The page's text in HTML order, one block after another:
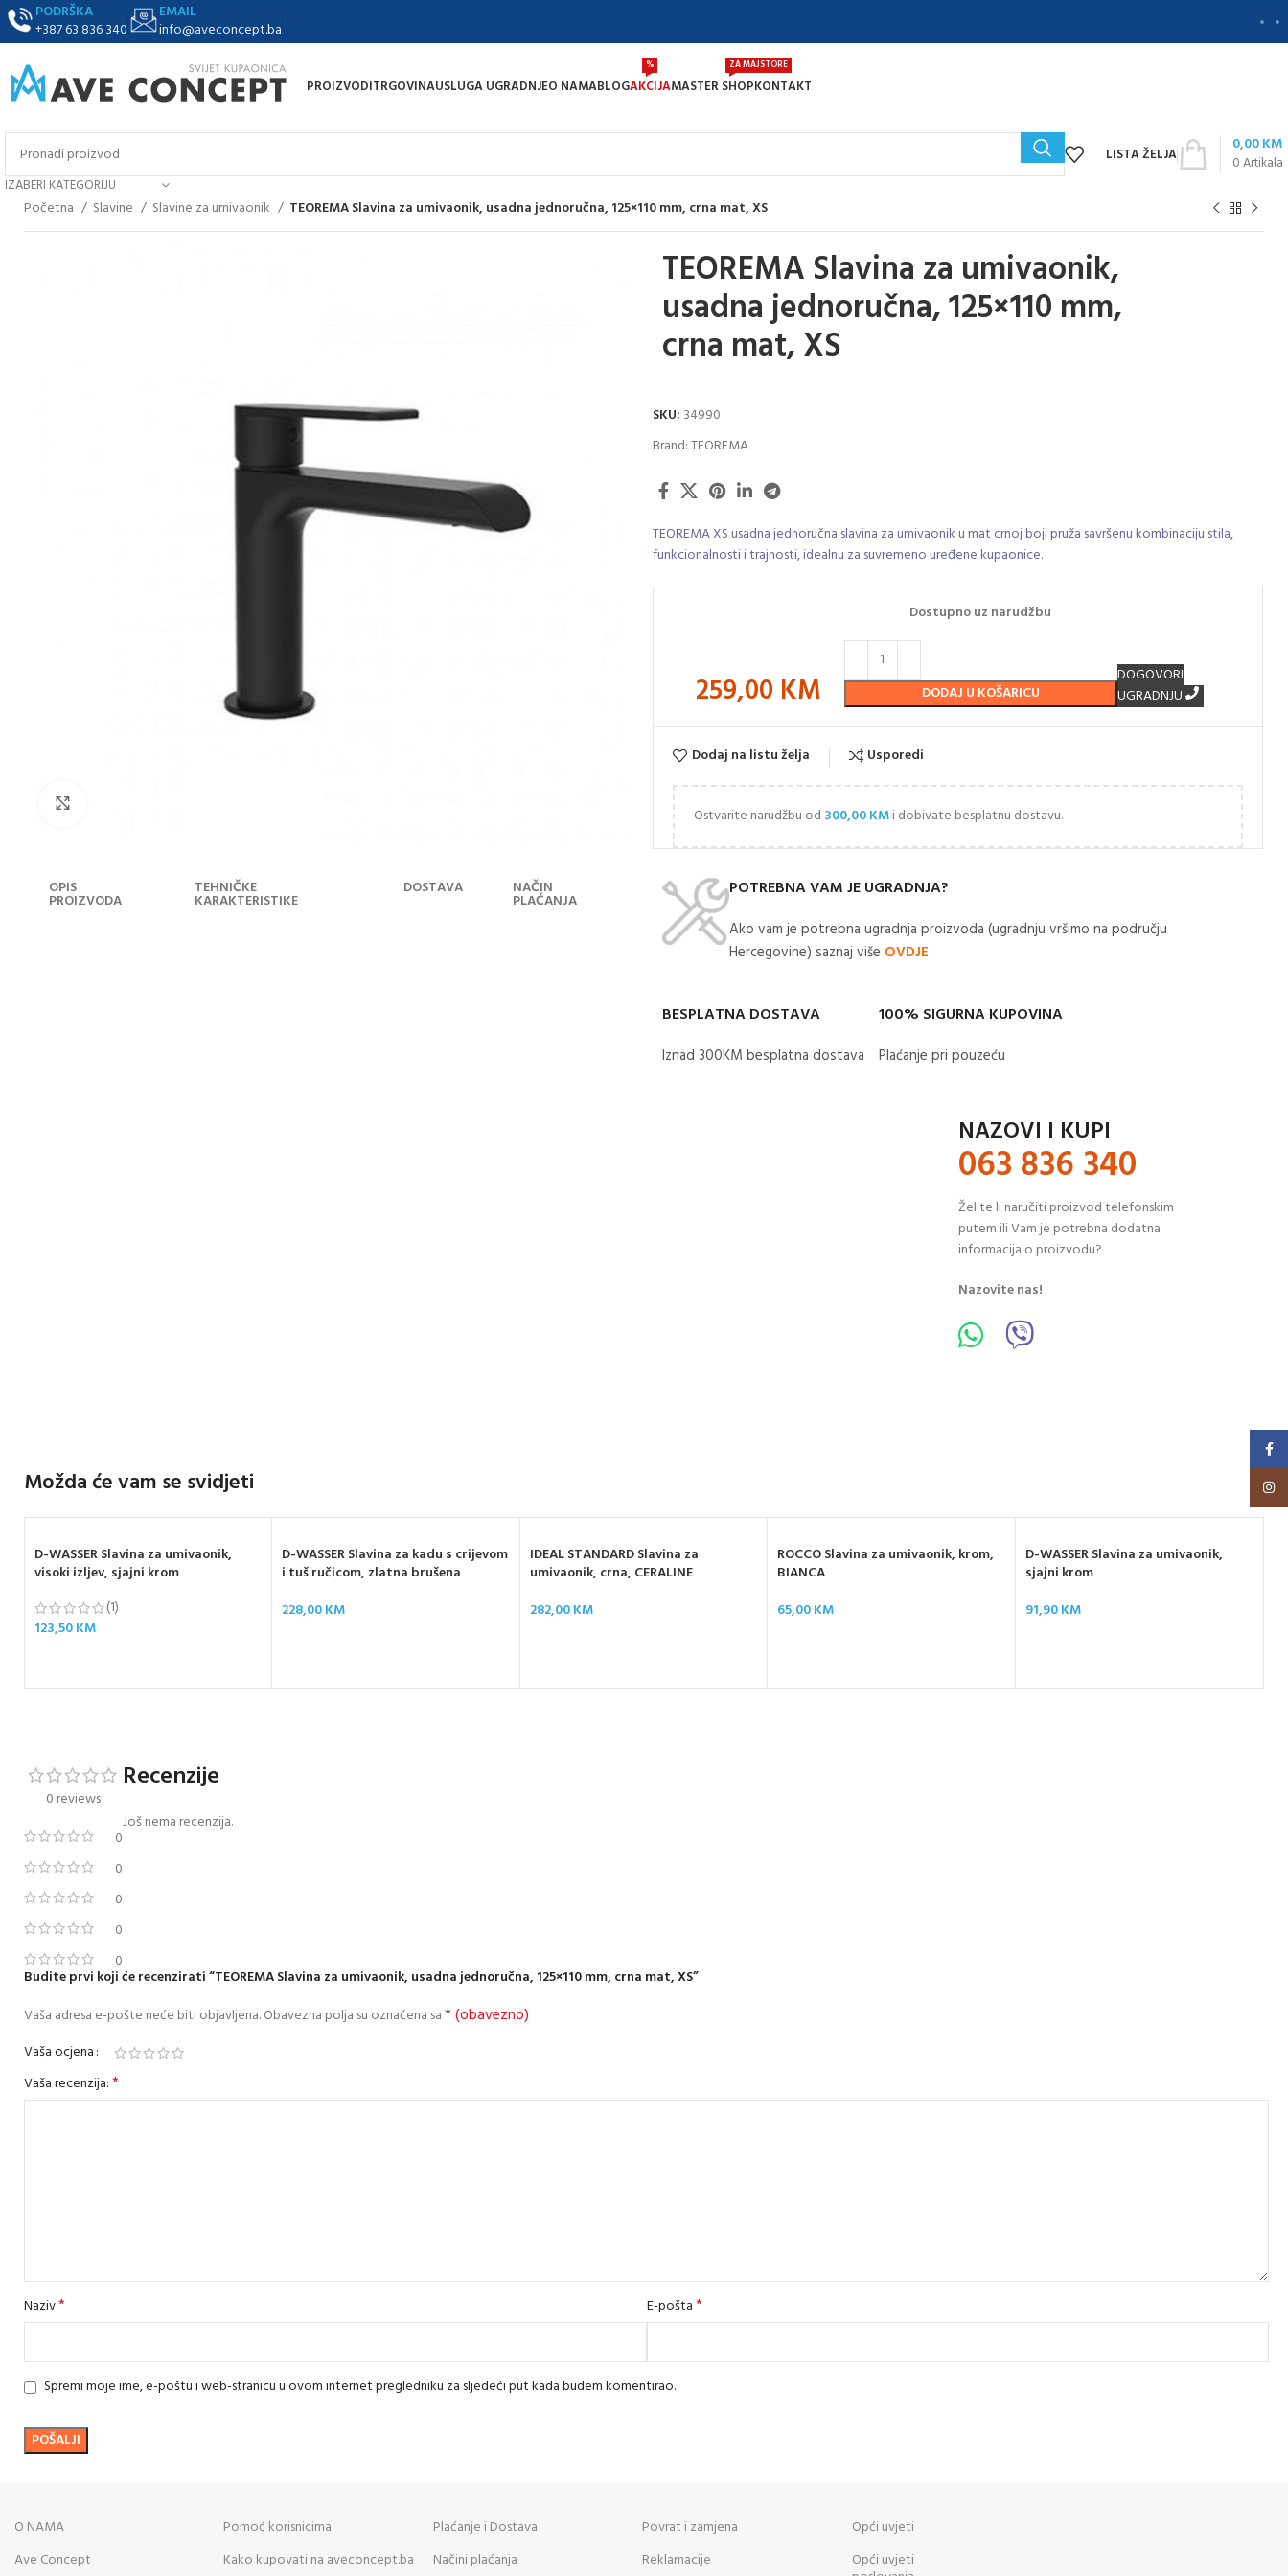
PODRŠKA
+387 63 836 340
EMAIL
info@aveconcept.ba
PROIZVODITRGOVINAUSLUGA UGRADNJEO NAMABLOGAKCIJA
%
MASTER SHOP
ZA MAJSTORE
KONTAKT
IZABERI KATEGORIJU
LISTA ŽELJA 0Artikala
0,00KM
Početna Slavine Slavine za umivaonik TEOREMA Slavina za umivaonik, usadna jednoručna, 125×110 mm, crna mat, XS
OPIS
PROIZVODA
TEHNIČKE
KARAKTERISTIKE
DOSTAVA NAČIN
PLAĆANJA
TEOREMA Slavina za umivaonik,
usadna jednoručna, 125×110 mm,
crna mat, XS
SKU: 34990
Brand:TEOREMA
TEOREMA XS usadna jednoručna slavina za umivaonik u mat crnoj boji pruža savršenu kombinaciju stila,
funkcionalnosti i trajnosti, idealnu za suvremeno uređene kupaonice.
259,00 KM
Dostupno uz narudžbu
DODAJ U KOŠARICU
DOGOVORI
UGRADNJU
Dodaj na listu želja Usporedi
Ostvarite narudžbu od 300,00KMi dobivate besplatnu dostavu.
POTREBNA VAM JE UGRADNJA?
Ako vam je potrebna ugradnja proizvoda (ugradnju vršimo na području
Hercegovine) saznaj više OVDJE
BESPLATNA DOSTAVA
Iznad 300KM besplatna dostava​
100% SIGURNA KUPOVINA
Plaćanje pri pouzeću
NAZOVI I KUPI
063 836 340
Želite li naručiti proizvod telefonskim
putem ili Vam je potrebna dodatna
informacija o proizvodu?
Nazovite nas!
Možda će vam se svidjeti
D-WASSER Slavina za umivaonik,
visoki izljev, sjajni krom
(1)
123,50KM
D-WASSER Slavina za kadu s crijevom
i tuš ručicom, zlatna brušena
228,00KM
IDEAL STANDARD Slavina za
umivaonik, crna, CERALINE
282,00KM
ROCCO Slavina za umivaonik, krom,
BIANCA
65,00KM
D-WASSER Slavina za umivaonik,
sjajni krom
91,90KM
0 reviews
0
0
0
0
0
Recenzije
Još nema recenzija.
Budite prvi koji će recenzirati “TEOREMA Slavina za umivaonik, usadna jednoručna, 125×110 mm, crna mat, XS”
Vaša adresa e-pošte neće biti objavljena.Obavezna polja su označena sa* (obavezno)
Vaša ocjena
Vaša recenzija:*
Naziv* E-pošta*
Spremi moje ime, e-poštu i web-stranicu u ovom internet pregledniku za sljedeći put kada budem komentirao.
O NAMA
Ave Concept
Pomoć korisnicima
Kako kupovati na aveconcept.ba
Plaćanje i Dostava
Načini plaćanja
Povrat i zamjena
Reklamacije
Opći uvjeti
Opći uvjeti